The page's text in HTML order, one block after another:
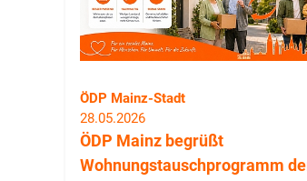
ÖDP Mainz-Stadt
28.05.2026
ÖDP Mainz begrüßt
Wohnungstauschprogramm